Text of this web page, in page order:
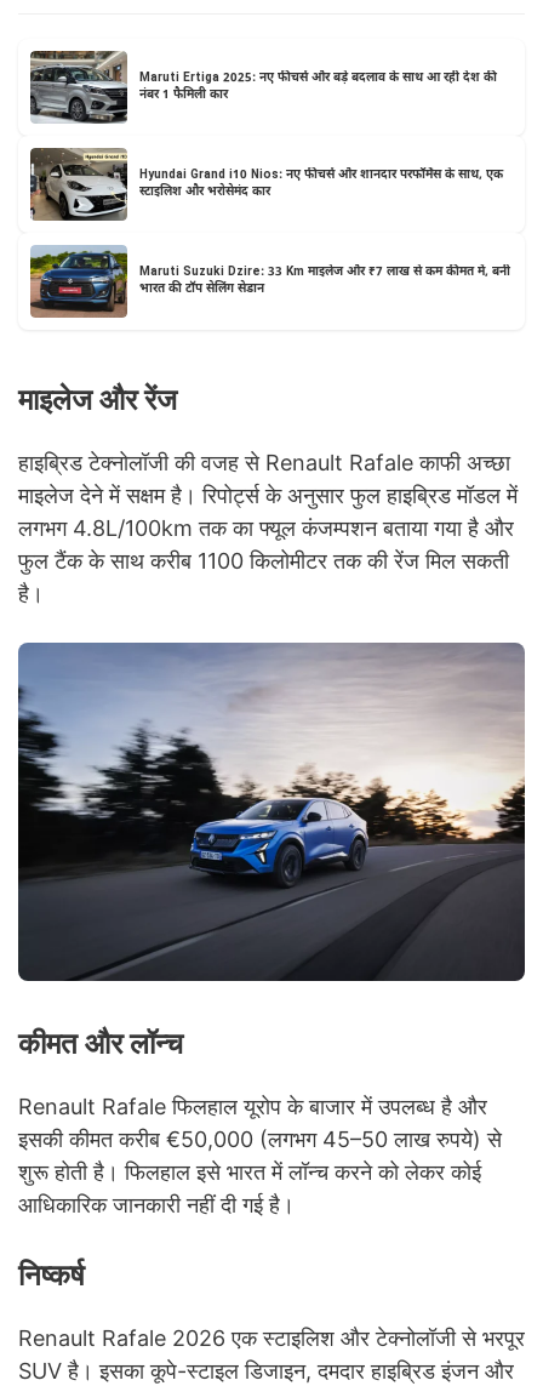
Maruti Ertiga 2025: नए फीचर्स और बड़े बदलाव के साथ आ रही देश की
नंबर 1 फैमिली कार
Hyundai Grand i10 Nios: नए फीचर्स और शानदार परफॉर्मेंस के साथ, एक
स्टाइलिश और भरोसेमंद कार
Maruti Suzuki Dzire: 33 Km माइलेज और ₹7 लाख से कम कीमत में, बनी
भारत की टॉप सेलिंग सेडान
माइलेज और रेंज
हाइब्रिड टेक्नोलॉजी की वजह से Renault Rafale काफी अच्छा
माइलेज देने में सक्षम है। रिपोर्ट्स के अनुसार फुल हाइब्रिड मॉडल में
लगभग 4.8L/100km तक का फ्यूल कंजम्पशन बताया गया है और
फुल टैंक के साथ करीब 1100 किलोमीटर तक की रेंज मिल सकती
है।
कीमत और लॉन्च
Renault Rafale फिलहाल यूरोप के बाजार में उपलब्ध है और
इसकी कीमत करीब €50,000 (लगभग 45–50 लाख रुपये) से
शुरू होती है। फिलहाल इसे भारत में लॉन्च करने को लेकर कोई
आधिकारिक जानकारी नहीं दी गई है।
निष्कर्ष
Renault Rafale 2026 एक स्टाइलिश और टेक्नोलॉजी से भरपूर
SUV है। इसका कूपे-स्टाइल डिजाइन, दमदार हाइब्रिड इंजन और